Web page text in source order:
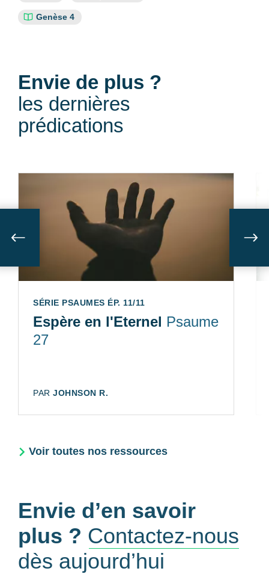
Références
Genèse 4
Envie de plus ?
les dernières
prédications
SÉRIE PSAUMES ÉP. 11/11
Espère en l'Eternel Psaume
27
AUTEUR:
PAR JOHNSON R.
Voir toutes nos ressources
Envie d’en savoir
plus ? Contactez-nous
dès aujourd’hui